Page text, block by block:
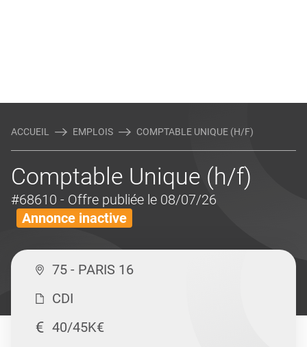
ACCUEIL EMPLOIS COMPTABLE UNIQUE (H/F)
Comptable Unique (h/f)
#68610 - Offre publiée le 08/07/26
Annonce inactive
75 - PARIS 16
CDI
40/45K€